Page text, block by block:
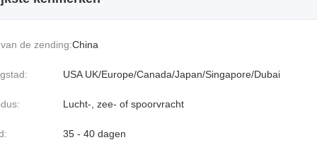
de zending:China
USA UK/Europe/Canada/Japan/Singapore/Dubai
Lucht-, zee- of spoorvracht
35 - 40 dagen